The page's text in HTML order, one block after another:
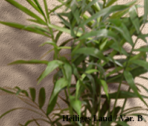
Heiliges Land / Var. B